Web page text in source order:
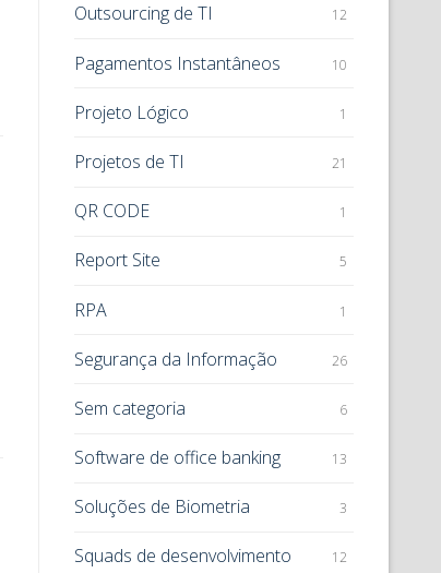
Outsourcing de TI 12
Pagamentos Instantâneos 10
Projeto Lógico 1
Projetos de TI 21
QR CODE 1
Report Site 5
RPA 1
Segurança da Informação 26
Sem categoria 6
Software de office banking 13
Soluções de Biometria 3
Squads de desenvolvimento 12